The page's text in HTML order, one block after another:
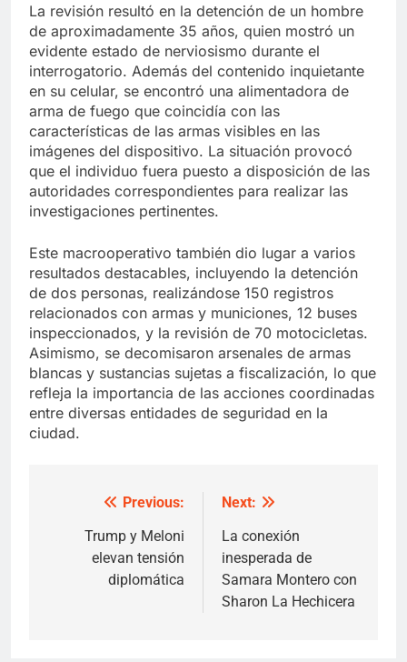
La revisión resultó en la detención de un hombre
de aproximadamente 35 años, quien mostró un
evidente estado de nerviosismo durante el
interrogatorio. Además del contenido inquietante
en su celular, se encontró una alimentadora de
arma de fuego que coincidía con las
características de las armas visibles en las
imágenes del dispositivo. La situación provocó
que el individuo fuera puesto a disposición de las
autoridades correspondientes para realizar las
investigaciones pertinentes.
Este macrooperativo también dio lugar a varios
resultados destacables, incluyendo la detención
de dos personas, realizándose 150 registros
relacionados con armas y municiones, 12 buses
inspeccionados, y la revisión de 70 motocicletas.
Asimismo, se decomisaron arsenales de armas
blancas y sustancias sujetas a fiscalización, lo que
refleja la importancia de las acciones coordinadas
entre diversas entidades de seguridad en la
ciudad.
navigation
Previous:
Trump y Meloni
elevan tensión
diplomática
Next:
La conexión
inesperada de
Samara Montero con
Sharon La Hechicera